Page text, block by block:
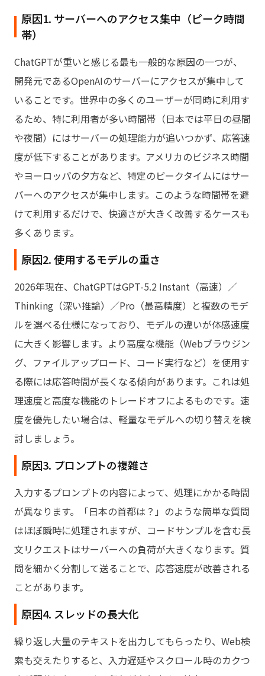
原因1. サーバーへのアクセス集中（ピーク時間
帯）
ChatGPTが重いと感じる最も一般的な原因の一つが、
開発元であるOpenAIのサーバーにアクセスが集中して
いることです。世界中の多くのユーザーが同時に利用す
るため、特に利用者が多い時間帯（日本では平日の昼間
や夜間）にはサーバーの処理能力が追いつかず、応答速
度が低下することがあります。アメリカのビジネス時間
やヨーロッパの夕方など、特定のピークタイムにはサー
バーへのアクセスが集中します。このような時間帯を避
けて利用するだけで、快適さが大きく改善するケースも
多くあります。
原因2. 使用するモデルの重さ
2026年現在、ChatGPTはGPT-5.2 Instant（高速）／
Thinking（深い推論）／Pro（最高精度）と複数のモデ
ルを選べる仕様になっており、モデルの違いが体感速度
に大きく影響します。より高度な機能（Webブラウジン
グ、ファイルアップロード、コード実行など）を使用す
る際には応答時間が長くなる傾向があります。これは処
理速度と高度な機能のトレードオフによるものです。速
度を優先したい場合は、軽量なモデルへの切り替えを検
討しましょう。
原因3. プロンプトの複雑さ
入力するプロンプトの内容によって、処理にかかる時間
が異なります。「日本の首都は？」のような簡単な質問
はほぼ瞬時に処理されますが、コードサンプルを含む長
文リクエストはサーバーへの負荷が大きくなります。質
問を細かく分割して送ることで、応答速度が改善される
ことがあります。
原因4. スレッドの長大化
繰り返し大量のテキストを出力してもらったり、Web検
索も交えたりすると、入力遅延やスクロール時のカクつ